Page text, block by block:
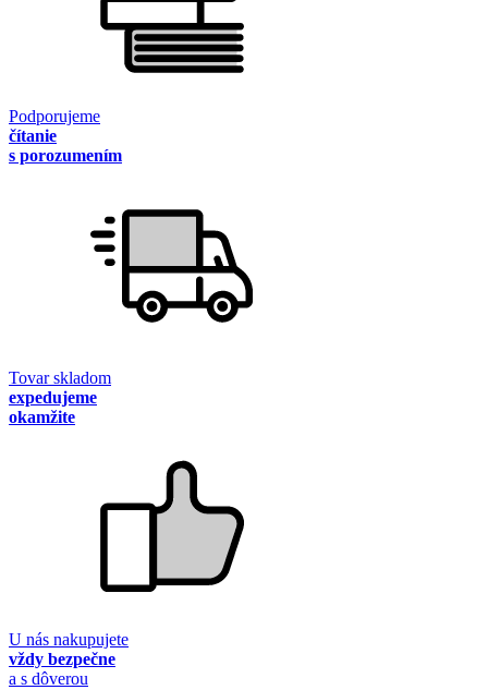
Podporujeme
čítanie
s porozumením
Tovar skladom
expedujeme
okamžite
U nás nakupujete
vždy bezpečne
a s dôverou